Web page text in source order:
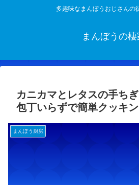
多趣味なまんぼうおじさんの
まんぼうの棲
カニカマとレタスの手ち
包丁いらずで簡単クッキ
まんぼう厨房